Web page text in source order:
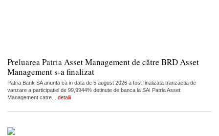
Preluarea Patria Asset Management de către BRD Asset
Management s-a finalizat
Patria Bank SA anunta ca in data de 5 august 2026 a fost finalizata tranzactia de
vanzare a participatiei de 99,9944% detinute de banca la SAI Patria Asset
Management catre... detalii